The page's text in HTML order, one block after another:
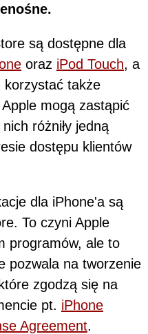
są dostępne dla
oraz iPod Touch, a
korzystać także
mogą zastąpić
różniły jedną
dostępu klientów
dla iPhone'a są
To czyni Apple
programów, ale to
pozwala na tworzenie
zgodzą się na
pt. iPhone
Agreement.